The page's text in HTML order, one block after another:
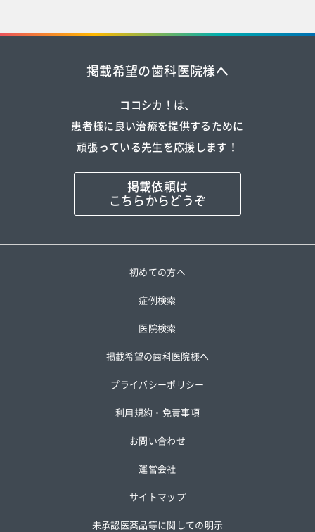
掲載希望の歯科医院様へ
ココシカ！は、
患者様に良い治療を提供するために
頑張っている先生を応援します！
掲載依頼は
こちらからどうぞ
初めての方へ
症例検索
医院検索
掲載希望の歯科医院様へ
プライバシーポリシー
利用規約・免責事項
お問い合わせ
運営会社
サイトマップ
未承認医薬品等に関しての明示